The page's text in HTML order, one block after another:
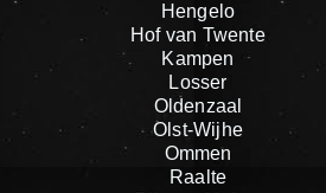
Hengelo
Hof van Twente
Kampen
Losser
Oldenzaal
Olst-Wijhe
Ommen
Raalte